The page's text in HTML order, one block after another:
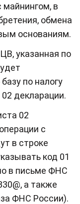
в
обмена
основаниям.
указанная по
по налогу
декларации.
02
с
в строке
код 01
в письме ФНС
а также
ФНС России).